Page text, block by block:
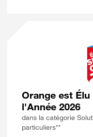
Orange est
l'Année 2026
dans la catégorie
particuliers**